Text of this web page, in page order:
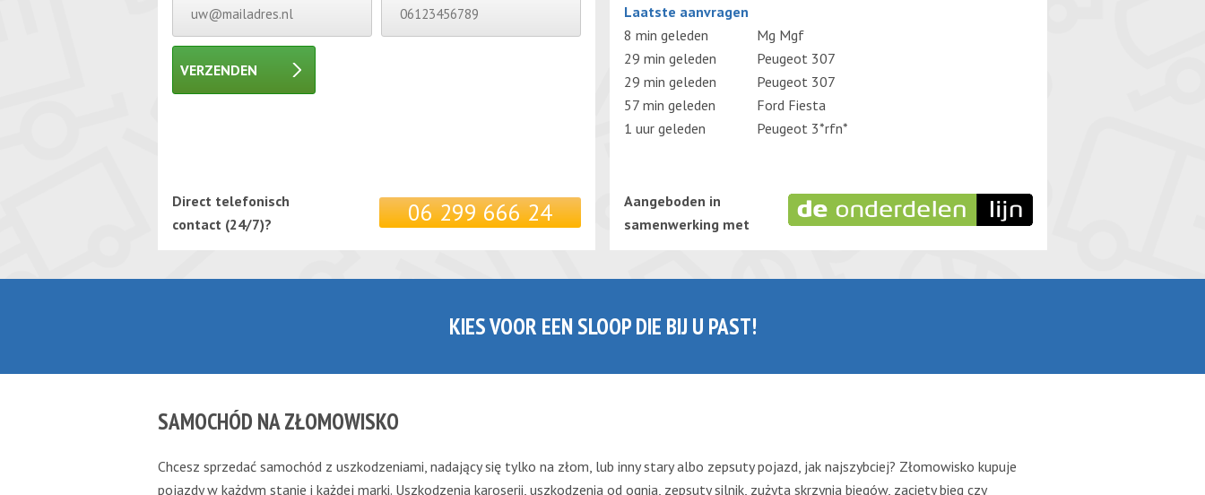
VERZENDEN
Direct telefonisch
contact (24/7)?
06 299 666 24
Gelieve dit veld leeg te laten.
Laatste aanvragen
8 min geleden
Mg Mgf
29 min geleden
Peugeot 307
29 min geleden
Peugeot 307
57 min geleden
Ford Fiesta
1 uur geleden
Peugeot 3*rfn*
Aangeboden in
samenwerking met
KIES VOOR EEN SLOOP DIE BIJ U PAST!
SAMOCHÓD NA ZŁOMOWISKO
Chcesz sprzedać samochód z uszkodzeniami, nadający się tylko na złom, lub inny stary albo zepsuty pojazd, jak najszybciej? Złomowisko kupuje
pojazdy w każdym stanie i każdej marki. Uszkodzenia karoserii, uszkodzenia od ognia, zepsuty silnik, zużyta skrzynia biegów, zacięty bieg czy